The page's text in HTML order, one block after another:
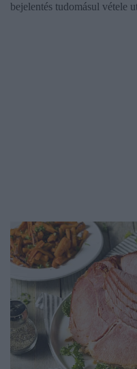
bejelentés tudomásul vétele